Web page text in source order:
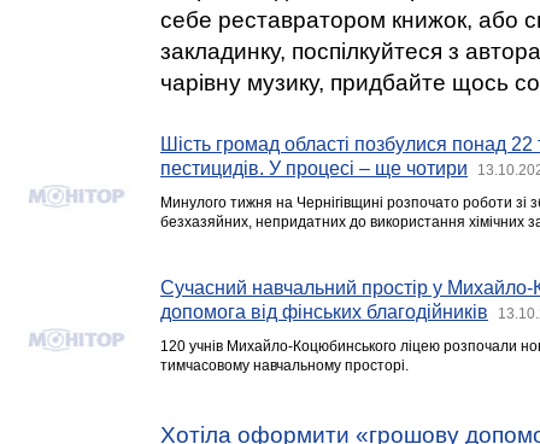
себе реставратором книжок, або
закладинку, поспілкуйтеся з
чарівну музику, придбайте щось
Шість громад області позбулися понад
пестицидів. У процесі – ще чотири
Минулого тижня на Чернігівщині розпочато роботи зі
безхазяйних, непридатних до використання хімічних
Сучасний навчальний простір у
допомога від фінських благодійників
120 учнів Михайло-Коцюбинського ліцею розпочали
тимчасовому навчальному просторі.
Хотіла оформити «грошову